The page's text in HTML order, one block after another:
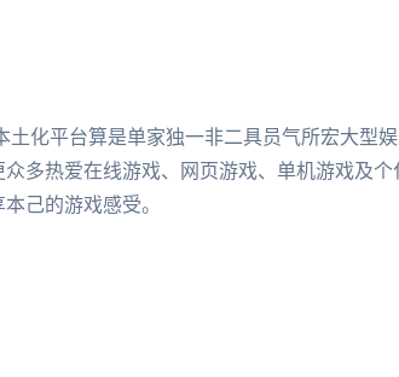
土化平台算是单家独一非二具员气所宏大型
众多热爱在线游戏、网页游戏、单机游戏及
己的游戏感受。